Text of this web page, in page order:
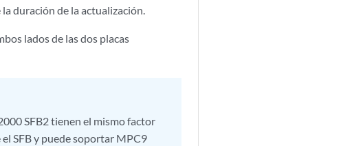
duración de la actualización.
lados de las dos placas
SFB2 tienen el mismo factor
SFB y puede soportar MPC9